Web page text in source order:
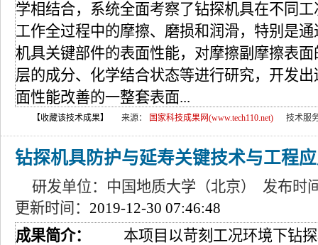
学相结合，系统全面考察了钻探机具在不同
工作全过程中的摩擦、磨损和润滑，特别是
机具关键部件的表面性能，对摩擦副摩擦表
层的成分、化学结合状态等进行研究，开发
面性能改善的一整套表面...
【收藏该技术成果】 来源： 国家科技成果网(www.tech110.net) 技术服
钻探机具防护与延寿关键技术与工程
研发单位：中国地质大学（北京） 发布时
更新时间： 2019-12-30 07:46:48
成果简介：
本项目以苛刻工况环境下钻探